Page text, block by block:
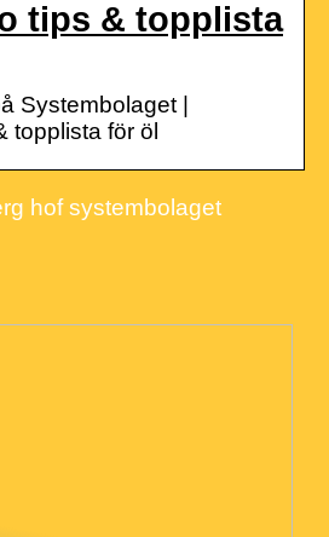
tips & topplista
Systembolaget |
topplista för öl
hof systembolaget